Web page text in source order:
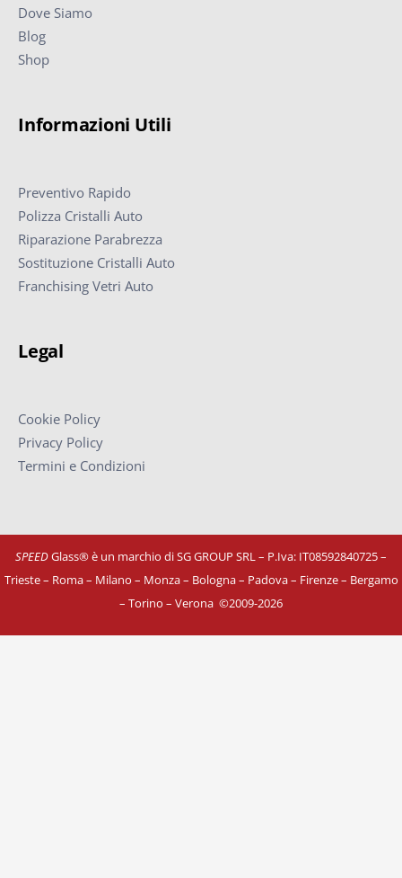
Dove Siamo
Blog
Shop
Informazioni Utili
Preventivo Rapido
Polizza Cristalli Auto
Riparazione Parabrezza
Sostituzione Cristalli Auto
Franchising Vetri Auto
Legal
Cookie Policy
Privacy Policy
Termini e Condizioni
SPEEDGlass® è un marchio di SG GROUP SRL – P.Iva: IT08592840725–
Trieste – Roma – Milano – Monza – Bologna – Padova – Firenze – Bergamo
– Torino – Verona ©2009-2026